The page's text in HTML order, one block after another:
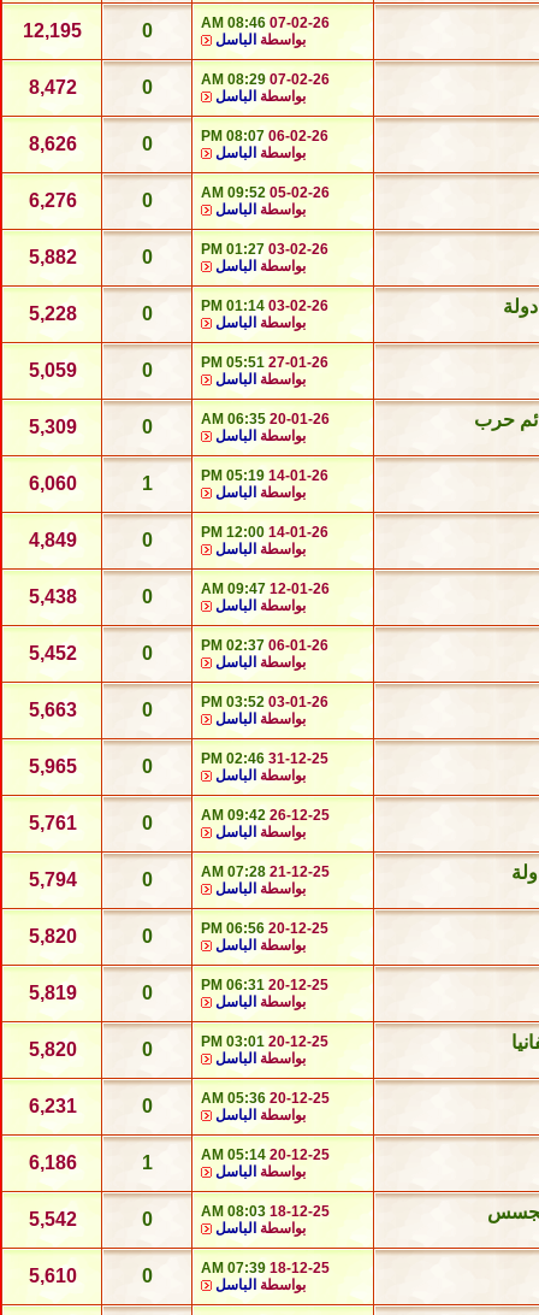
07-02-26
08:46 AM
بواسطة الباسل 0
12,195
07-02-26
08:29 AM
بواسطة الباسل 0
8,472
06-02-26
08:07 PM
بواسطة الباسل 0
8,626
05-02-26
09:52 AM
بواسطة الباسل 0
6,276
03-02-26
01:27 PM
بواسطة الباسل 0
5,882
03-02-26
01:14 PM
بواسطة الباسل 0
5,228
27-01-26
05:51 PM
بواسطة الباسل 0
5,059
حرب 20-01-26
06:35 AM
بواسطة الباسل 0
5,309
14-01-26
05:19 PM
بواسطة الباسل 1
6,060
14-01-26
12:00 PM
بواسطة الباسل 0
4,849
12-01-26
09:47 AM
بواسطة الباسل 0
5,438
06-01-26
02:37 PM
بواسطة الباسل 0
5,452
03-01-26
03:52 PM
بواسطة الباسل 0
5,663
31-12-25
02:46 PM
بواسطة الباسل 0
5,965
26-12-25
09:42 AM
بواسطة الباسل 0
5,761
21-12-25
07:28 AM
بواسطة الباسل 0
5,794
20-12-25
06:56 PM
بواسطة الباسل 0
5,820
20-12-25
06:31 PM
بواسطة الباسل 0
5,819
20-12-25
03:01 PM
بواسطة الباسل 0
5,820
20-12-25
05:36 AM
بواسطة الباسل 0
6,231
20-12-25
05:14 AM
بواسطة الباسل 1
6,186
18-12-25
08:03 AM
بواسطة الباسل 0
5,542
18-12-25
07:39 AM
بواسطة الباسل 0
5,610